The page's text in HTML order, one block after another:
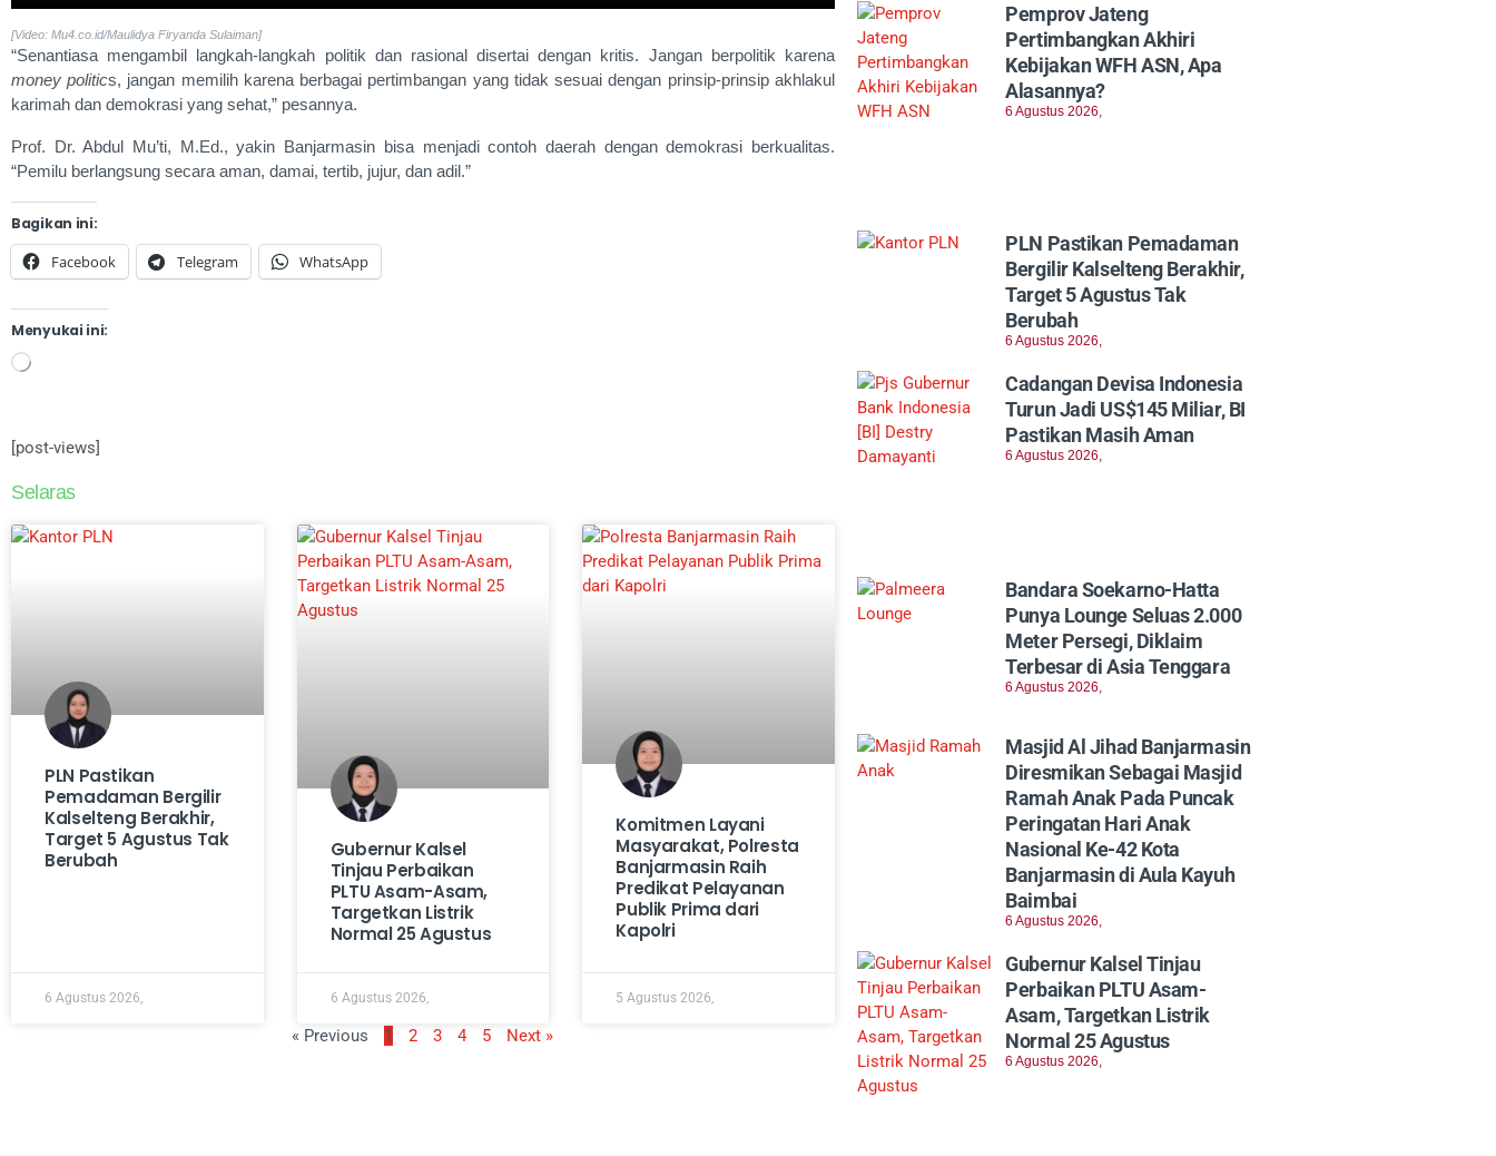
[Video: Mu4.co.id/Maulidya Firyanda Sulaiman]
“Senantiasa mengambil langkah-langkah politik dan rasional disertai dengan kritis. Jangan berpolitik karena
money politics, jangan memilih karena berbagai pertimbangan yang tidak sesuai dengan prinsip-prinsip akhlakul
karimah dan demokrasi yang sehat,” pesannya.
Prof. Dr. Abdul Mu’ti, M.Ed., yakin Banjarmasin bisa menjadi contoh daerah dengan demokrasi berkualitas.
“Pemilu berlangsung secara aman, damai, tertib, jujur, dan adil.”
Bagikan ini:
Facebook Telegram WhatsApp
Menyukai ini:
[post-views]
Selaras
PLN Pastikan
Pemadaman Bergilir
Kalselteng Berakhir,
Target 5 Agustus Tak
Berubah
6 Agustus 2026,
Gubernur Kalsel
Tinjau Perbaikan
PLTU Asam-Asam,
Targetkan Listrik
Normal 25 Agustus
6 Agustus 2026,
Komitmen Layani
Masyarakat, Polresta
Banjarmasin Raih
Predikat Pelayanan
Publik Prima dari
Kapolri
5 Agustus 2026,
« Previous 1 2 3 4 5 Next »
Pemprov Jateng
Pertimbangkan Akhiri
Kebijakan WFH ASN, Apa
Alasannya?
6 Agustus 2026,
PLN Pastikan Pemadaman
Bergilir Kalselteng Berakhir,
Target 5 Agustus Tak
Berubah
6 Agustus 2026,
Cadangan Devisa Indonesia
Turun Jadi US$145 Miliar, BI
Pastikan Masih Aman
6 Agustus 2026,
Bandara Soekarno-Hatta
Punya Lounge Seluas 2.000
Meter Persegi, Diklaim
Terbesar di Asia Tenggara
6 Agustus 2026,
Masjid Al Jihad Banjarmasin
Diresmikan Sebagai Masjid
Ramah Anak Pada Puncak
Peringatan Hari Anak
Nasional Ke-42 Kota
Banjarmasin di Aula Kayuh
Baimbai
6 Agustus 2026,
Gubernur Kalsel Tinjau
Perbaikan PLTU Asam-
Asam, Targetkan Listrik
Normal 25 Agustus
6 Agustus 2026,